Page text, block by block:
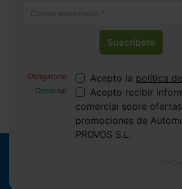
Suscríbete
Acepto la política
Acepto recibir
comercial sobre
promociones de
PROVOS S.L.